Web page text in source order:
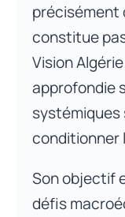
précisément
constitue
Vision
approfondie
systémiques
conditionner
Son objectif
défis